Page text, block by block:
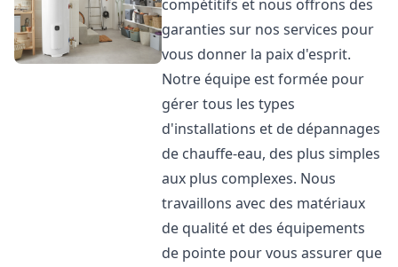
compétitifs et nous offrons des
garanties sur nos services pour
vous donner la paix d'esprit.
Notre équipe est formée pour
gérer tous les types
d'installations et de dépannages
de chauffe-eau, des plus simples
aux plus complexes. Nous
travaillons avec des matériaux
de qualité et des équipements
de pointe pour vous assurer que